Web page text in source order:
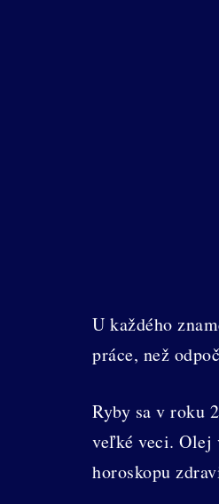
U každého
práce, než
Ryby sa v roku
veľké veci. Olej
horoskopu